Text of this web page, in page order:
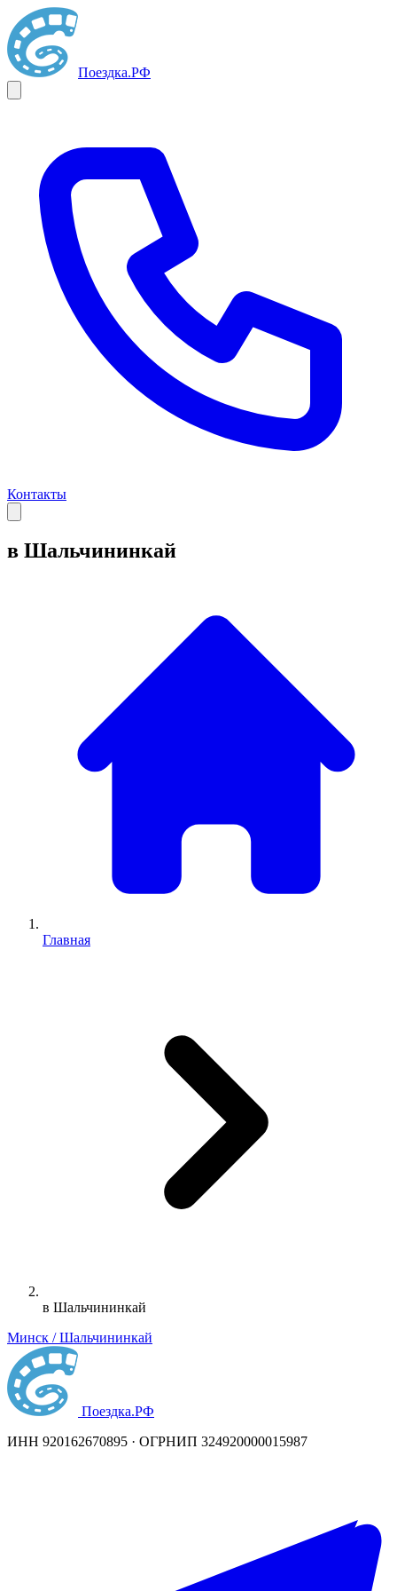
Поездка.РФ
Контакты
в Шальчининкай
Главная
в Шальчининкай
Минск / Шальчининкай
Поездка.РФ
ИНН 920162670895 · ОГРНИП 324920000015987